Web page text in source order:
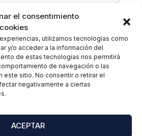
el consentimiento
utilizamos tecnologías como
y/o acceder a la información del
de estas tecnologías nos permitirá
de navegación o las
este sitio. No consentir o retirar el
negativamente a ciertas
ACEPTAR
newsletter para estar
novedades
*